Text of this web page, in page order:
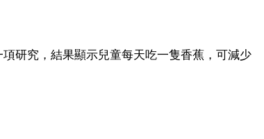
研究，結果顯示兒童每天吃一隻香蕉，可減少